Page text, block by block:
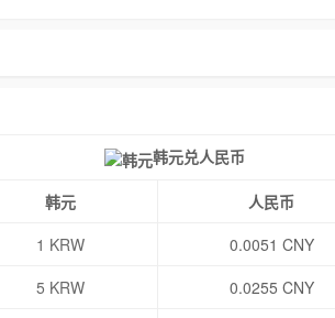
韩元兑人民币
韩元
人民币
1 KRW
0.0051 CNY
5 KRW
0.0255 CNY